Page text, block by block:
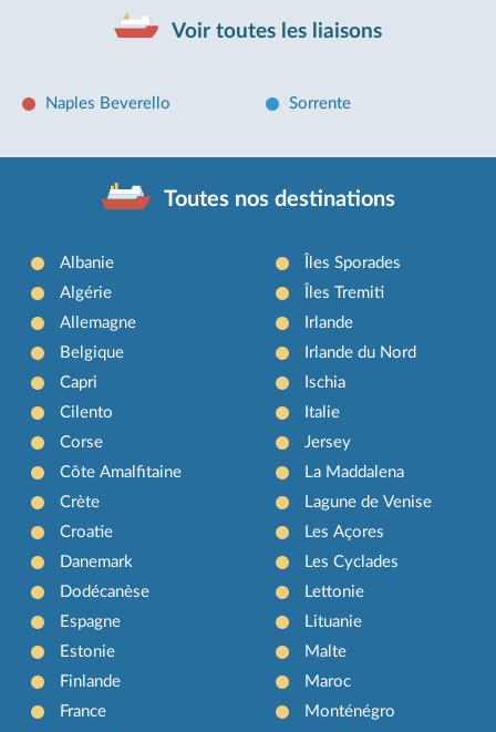
Voir toutes les liaisons
Naples Beverello Sorrente
Toutes nos destinations
Albanie
Algérie
Allemagne
Belgique
Capri
Cilento
Corse
Côte Amalfitaine
Crète
Croatie
Danemark
Dodécanèse
Espagne
Estonie
Finlande
France
Îles Sporades
Îles Tremiti
Irlande
Irlande du Nord
Ischia
Italie
Jersey
La Maddalena
Lagune de Venise
Les Açores
Les Cyclades
Lettonie
Lituanie
Malte
Maroc
Monténégro